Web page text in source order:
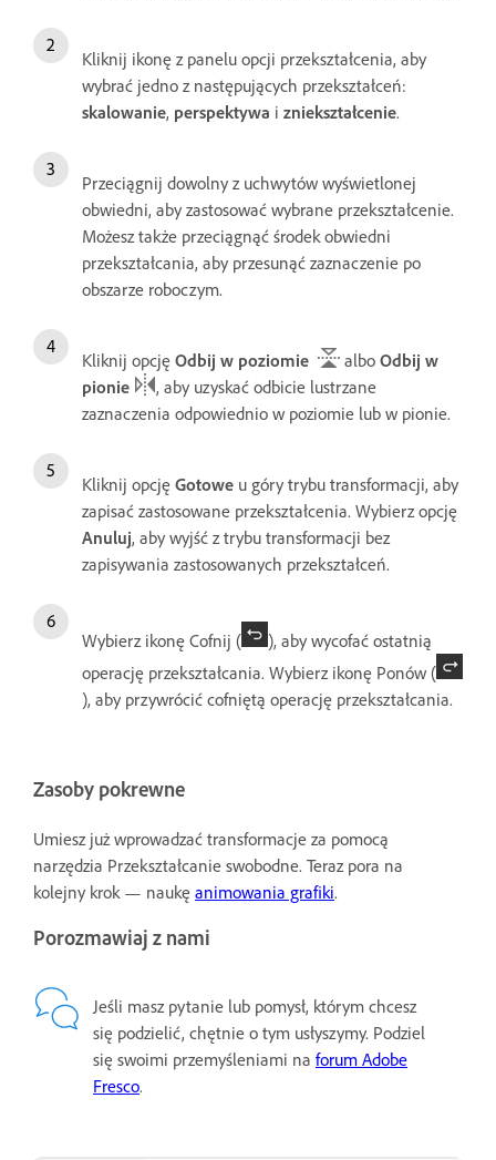
Kliknij ikonę z panelu opcji przekształcenia, aby
wybrać jedno z następujących przekształceń:
skalowanie, perspektywa i zniekształcenie.
Przeciągnij dowolny z uchwytów wyświetlonej
obwiedni, aby zastosować wybrane przekształcenie.
Możesz także przeciągnąć środek obwiedni
przekształcania, aby przesunąć zaznaczenie po
obszarze roboczym.
Kliknij opcję Odbij w poziomie albo Odbij w
pionie
, aby uzyskać odbicie lustrzane
zaznaczenia odpowiednio w poziomie lub w pionie.
Kliknij opcję Gotowe u góry trybu transformacji, aby
zapisać zastosowane przekształcenia. Wybierz opcję
Anuluj, aby wyjść z trybu transformacji bez
zapisywania zastosowanych przekształceń.
Wybierz ikonę Cofnij (
), aby wycofać ostatnią
operację przekształcania. Wybierz ikonę Ponów (
), aby przywrócić cofniętą operację przekształcania.
Zasoby pokrewne
Umiesz już wprowadzać transformacje za pomocą
narzędzia Przekształcanie swobodne. Teraz pora na
kolejny krok — naukę animowania grafiki.
Porozmawiaj z nami
Jeśli masz pytanie lub pomysł, którym chcesz
się podzielić, chętnie o tym usłyszymy. Podziel
się swoimi przemyśleniami na forum Adobe
Fresco.